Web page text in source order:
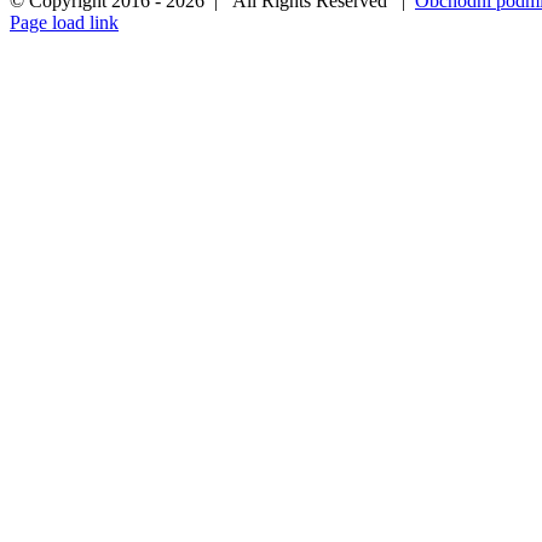
Page load link